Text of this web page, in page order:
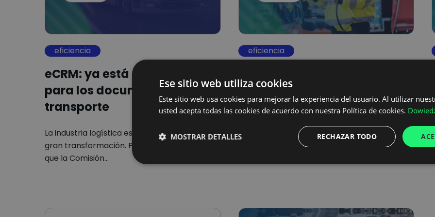
eficiencia
eCRM: ya está aquí el futuro
para los documentos de
transporte
La industria logística está al borde de una
gran transformación. Para 2026, se espera
que la Comisión…
eficiencia
mejorar la eficiencia
En 2025, el competitivo y dinámico mercado
europeo, los gerentes de logística enfrentan
Ese sitio web utiliza cookies
Este sitio web usa cookies para mejorar la experiencia del usuario. Al utilizar
usted acepta todas las cookies de acuerdo con nuestra Política de cookies.
RECHAZAR TODO
MOSTRAR DETALLES